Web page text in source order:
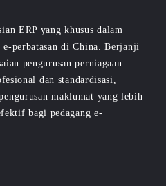
ERP yang khusus dalam
e-perbatasan di China. Berjanji
pengurusan perniagaan
dan standardisasi,
maklumat yang lebih
bagi pedagang e-